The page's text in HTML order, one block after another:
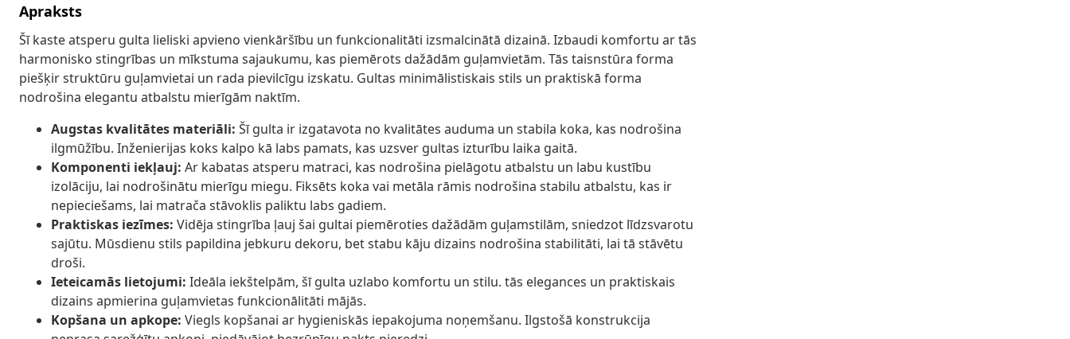
Apraksts
Šī kaste atsperu gulta lieliski apvieno vienkāršību un funkcionalitāti izsmalcinātā dizainā. Izbaudi komfortu ar tās
harmonisko stingrības un mīkstuma sajaukumu, kas piemērots dažādām guļamvietām. Tās taisnstūra forma
piešķir struktūru guļamvietai un rada pievilcīgu izskatu. Gultas minimālistiskais stils un praktiskā forma
nodrošina elegantu atbalstu mierīgām naktīm.
Augstas kvalitātes materiāli: Šī gulta ir izgatavota no kvalitātes auduma un stabila koka, kas nodrošina
ilgmūžību. Inženierijas koks kalpo kā labs pamats, kas uzsver gultas izturību laika gaitā.
Komponenti iekļauj: Ar kabatas atsperu matraci, kas nodrošina pielāgotu atbalstu un labu kustību
izolāciju, lai nodrošinātu mierīgu miegu. Fiksēts koka vai metāla rāmis nodrošina stabilu atbalstu, kas ir
nepieciešams, lai matrača stāvoklis paliktu labs gadiem.
Praktiskas iezīmes: Vidēja stingrība ļauj šai gultai piemēroties dažādām guļamstilām, sniedzot līdzsvarotu
sajūtu. Mūsdienu stils papildina jebkuru dekoru, bet stabu kāju dizains nodrošina stabilitāti, lai tā stāvētu
droši.
Ieteicamās lietojumi: Ideāla iekštelpām, šī gulta uzlabo komfortu un stilu. tās elegances un praktiskais
dizains apmierina guļamvietas funkcionālitāti mājās.
Kopšana un apkope: Viegls kopšanai ar hygieniskās iepakojuma noņemšanu. Ilgstošā konstrukcija